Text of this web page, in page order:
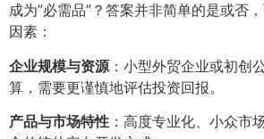
成为”必需品”？答案并非简单的是或否
因素：
企业规模与资源 ：小型外贸企业或初创
算，需要更谨慎地评估投资回报。
产品与市场特性 ：高度专业化、小众市